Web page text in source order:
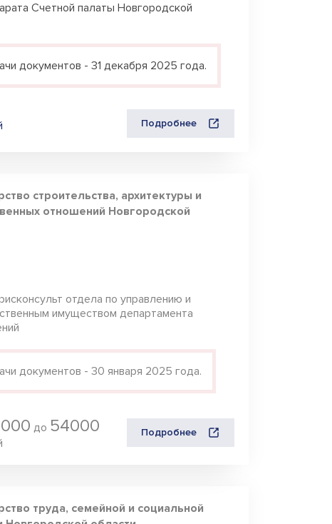
Счетной палаты Новгородской
документов - 31 декабря 2025 года.
Подробнее
строительства, архитектуры и
отношений Новгородской
отдела по управлению и
имуществом департамента
документов - 30 января 2025 года.
до 54000 Подробнее
труда, семейной и социальной